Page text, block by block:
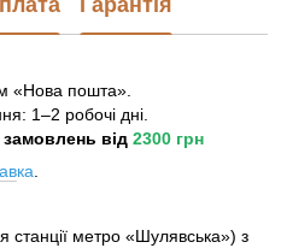
Гарантія
«Нова пошта».
1–2 робочі дні.
від 2300 грн
ка
станції метро «Шулявська») з